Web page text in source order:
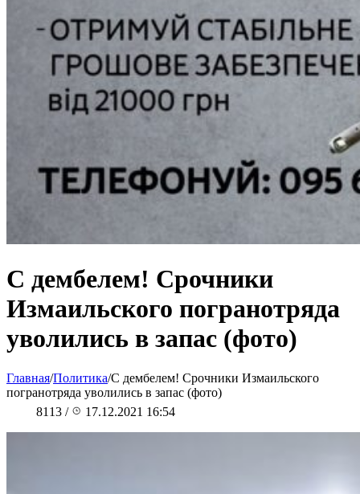
С дембелем! Срочники
Измаильского погранотряда
уволились в запас (фото)
Главная/Политика/С дембелем! Срочники Измаильского
погранотряда уволились в запас (фото)
8113 / 17.12.2021 16:54